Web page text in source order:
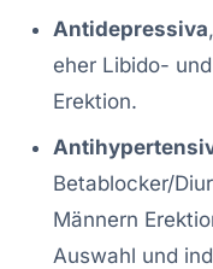
Antidepressiva
eher Libido-
Erektion.
Betablocker/
Männern
Auswahl und